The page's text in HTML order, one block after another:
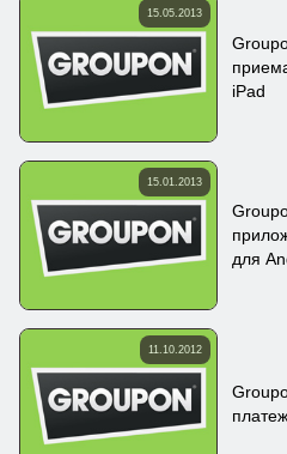
15.05.2013
iPad
15.01.2013
для
11.10.2012